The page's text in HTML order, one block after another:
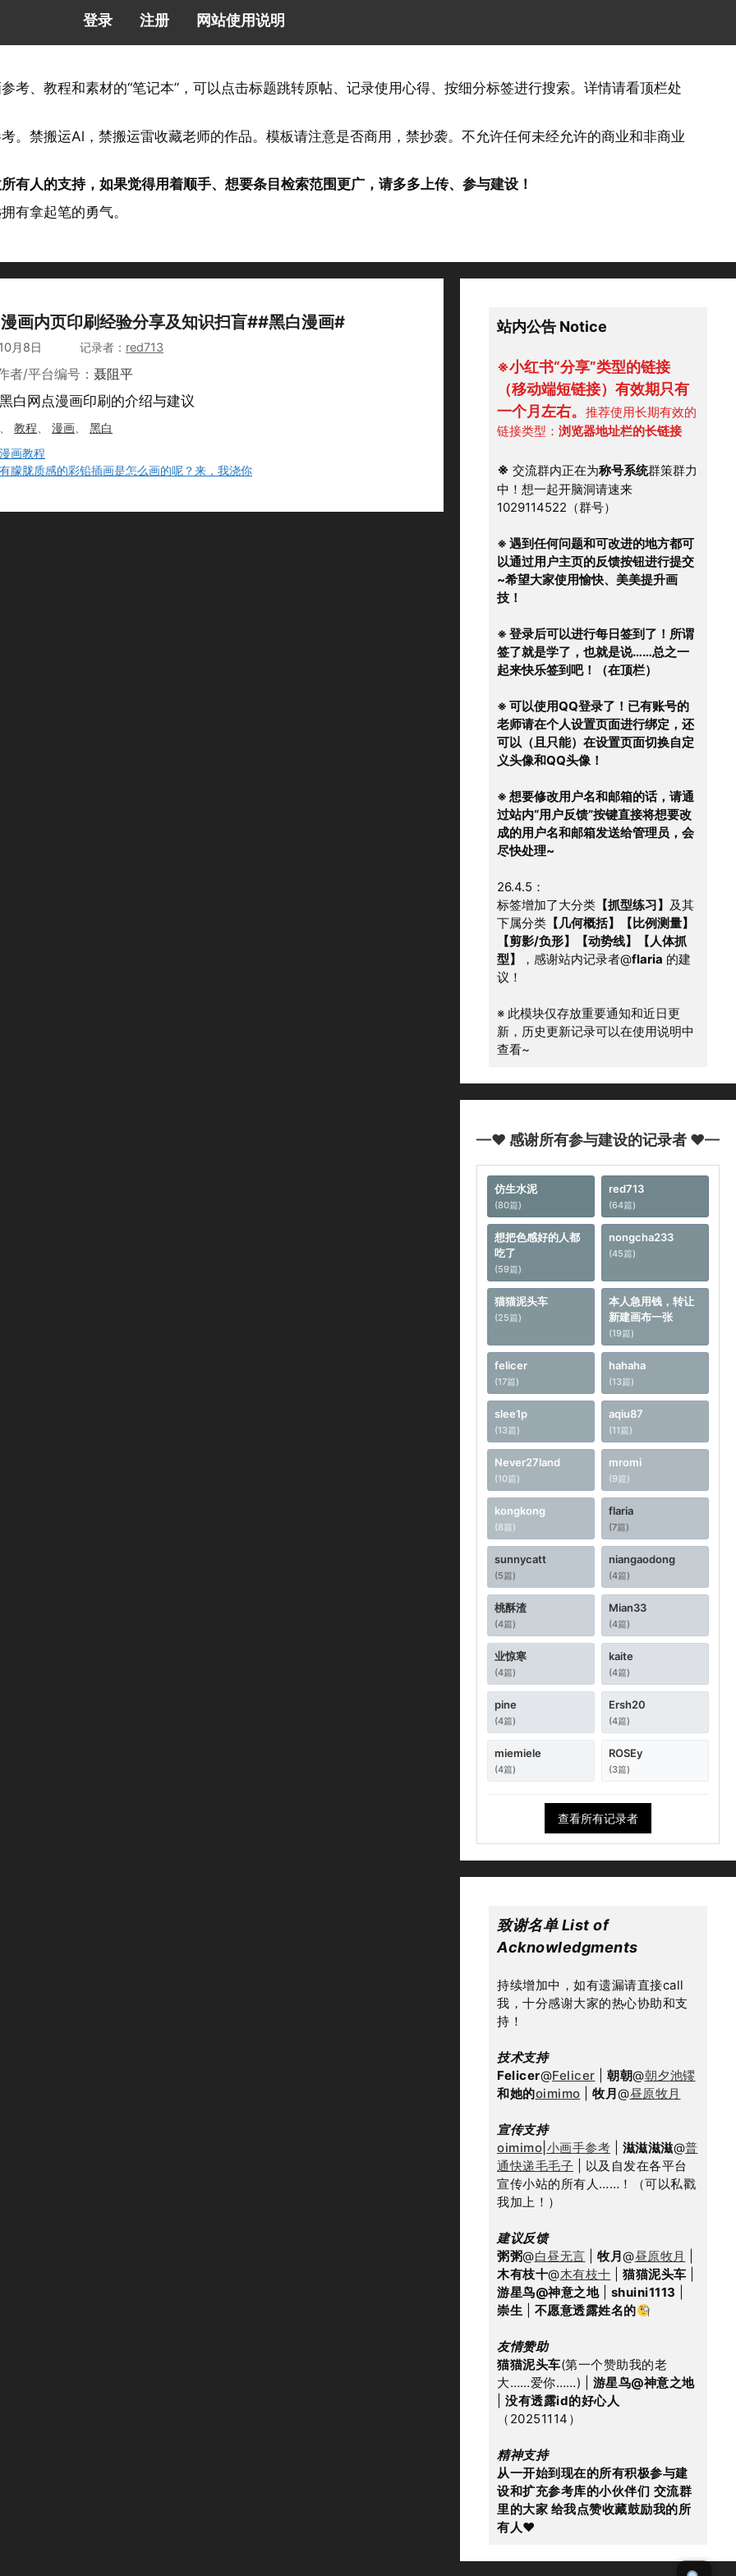
登录 注册 网站使用说明
考、教程和素材的“笔记本”，可以点击标题跳转原帖、记录使用心得、按细分标签进行搜索。详情请看顶栏处
。禁搬运Al，禁搬运雷收藏老师的作品。模板请注意是否商用，禁抄袭。不允许任何未经允许的商业和非商业
有人的支持，如果觉得用着顺手、想要条目检索范围更广，请多多上传、参与建设！
拿起笔的勇气。
画内页印刷经验分享及知识扫盲##黑白漫画#
月8日 red713
者/平台编号： 聂阻平
白网点漫画印刷的介绍与建议
、教程 、漫画 、黑白
画教程
朦胧质感的彩铅插画是怎么画的呢？来，我浇你
站内公告 Notice
※小红书“分享”类型的链接
（移动端短链接）有效期只有
一个月左右。 推荐使用长期有效的
链接类型： 浏览器地址栏的长链接
※ 交流群内正在为称号系统群策群力
中！想一起开脑洞请速来
1029114522（群号）
※ 遇到任何问题和可改进的地方都可
以通过用户主页的反馈按钮进行提交
~希望大家使用愉快、美美提升画
技！
※ 登录后可以进行每日签到了！所谓
签了就是学了，也就是说……总之一
起来快乐签到吧！（在顶栏）
※ 可以使用QQ登录了！已有账号的
老师请在个人设置页面进行绑定，还
可以（且只能）在设置页面切换自定
义头像和QQ头像！
※ 想要修改用户名和邮箱的话，请通
过站内“用户反馈”按键直接将想要改
成的用户名和邮箱发送给管理员，会
尽快处理~
26.4.5：
标签增加了大分类 【抓型练习】 及其
下属分类 【几何概括】【比例测量】
【剪影/负形】【动势线】【人体抓
型】
，感谢站内记录者@flaria 的建
议！
※ 此模块仅存放重要通知和近日更
新，历史更新记录可以在使用说明中
查看~
—♥ 感谢所有参与建设的记录者 ♥—
仿生水泥
(80篇)
red713
(64篇)
想把色感好的人都
吃了
(59篇)
nongcha233
(45篇)
猫猫泥头车
(25篇)
本人急用钱，转让
新建画布一张
(19篇)
felicer
(17篇)
hahaha
(13篇)
slee1p
(13篇)
aqiu87
(11篇)
Never27land
(10篇)
mromi
(9篇)
kongkong
(8篇)
flaria
(7篇)
sunnycatt
(5篇)
niangaodong
(4篇)
桃酥渣
(4篇)
Mian33
(4篇)
业惊寒
(4篇)
kaite
(4篇)
pine
(4篇)
Ersh20
(4篇)
miemiele
(4篇)
ROSEy
(3篇)
查看所有记录者
致谢名单 List of
Acknowledgments
持续增加中，如有遗漏请直接call
我，十分感谢大家的热心协助和支
持！
技术支持
Felicer@Felicer 朝朝@朝夕池镠
和她的oimimo 牧月@昼原牧月
宣传支持
oimimo|小画手参考
滋滋滋滋@普
通快递毛毛子 | 以及自发在各平台
宣传小站的所有人……！（可以私戳
我加上！）
建议反馈
粥粥@白昼无言 牧月@昼原牧月
木有枝十@木有枝十 猫猫泥头车
游星鸟@神意之地 | shuini1113
崇生
不愿意透露姓名的
友情赞助
猫猫泥头车(第一个赞助我的老
大……爱你……) | 游星鸟@神意之地
没有透露id的好心人
（20251114）
精神支持
从一开始到现在的所有积极参与建
设和扩充参考库的小伙伴们 交流群
里的大家 给我点赞收藏鼓励我的所
有人♥